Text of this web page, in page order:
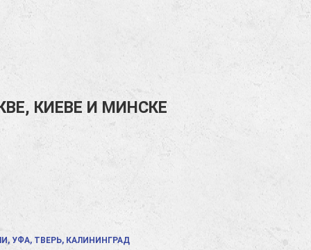
КИЕВЕ И МИНСКЕ
УФА, ТВЕРЬ, КАЛИНИНГРАД